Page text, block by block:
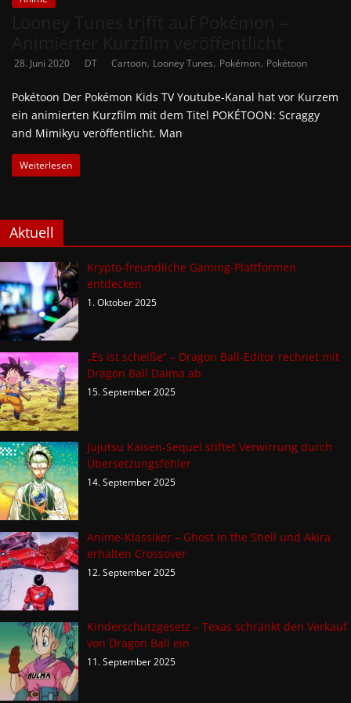
28. Juni 2020 DT Cartoon, Looney Tunes, Pokémon, Pokétoon
Pokétoon Der Pokémon Kids TV Youtube-Kanal hat vor Kurzem
ein animierten Kurzfilm mit dem Titel POKÉTOON: Scraggy
and Mimikyu veröffentlicht. Man
Weiterlesen
Aktuell
Krypto-freundliche Gaming-Plattformen
entdecken
1. Oktober 2025
„Es ist scheiße“ – Dragon Ball-Editor rechnet mit
Dragon Ball Daima ab
15. September 2025
Jujutsu Kaisen-Sequel stiftet Verwirrung durch
Übersetzungsfehler
14. September 2025
Anime-Klassiker – Ghost in the Shell und Akira
erhalten Crossover
12. September 2025
Kinderschutzgesetz – Texas schränkt den Verkauf
von Dragon Ball ein
11. September 2025